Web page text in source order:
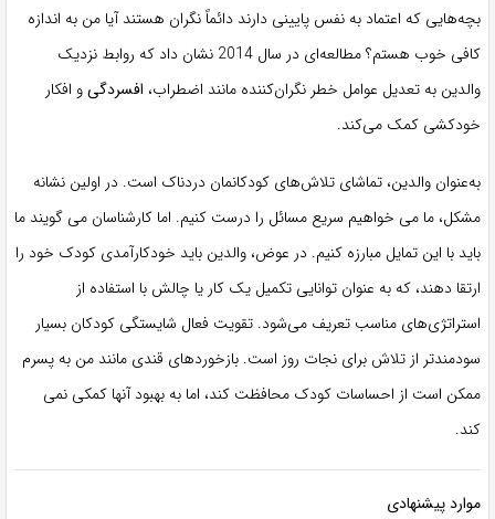
بچه‌هایی که اعتماد به نفس پایینی دارند دائماً نگران هستند آیا من به اندازه
کافی خوب هستم؟ مطالعه‌ای در سال 2014 نشان داد که روابط نزدیک
والدین به تعدیل عوامل خطر نگران‌کننده مانند اضطراب، افسردگیو افکار
خودکشی کمک می‌کند.
به‌عنوان والدین، تماشای تلاش‌های کودکانمان دردناک است. در اولین نشانه
مشکل، ما می خواهیم سریع مسائل را درست کنیم. اما کارشناسان می گویند ما
باید با این تمایل مبارزه کنیم. در عوض، والدین باید خودکارآمدی کودک خود را
ارتقا دهند، که به عنوان توانایی تکمیل یک کار یا چالش با استفاده از
استراتژی‌های مناسب تعریف می‌شود. تقویت فعال شایستگی کودکان بسیار
سودمندتر از تلاش برای نجات روز است. بازخوردهای قندی مانند من به پسرم
ممکن است از احساسات کودک محافظت کند، اما به بهبود آنها کمکی نمی
کند.
موارد پیشنهادی